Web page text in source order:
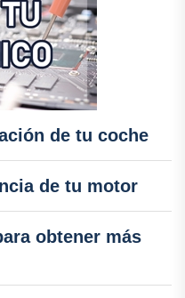
de tu coche
de tu motor
obtener más